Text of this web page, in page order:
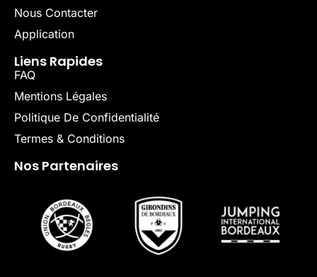
Nous Contacter
Application
Liens Rapides
FAQ
Mentions Légales
Politique De Confidentialité
Termes & Conditions
Nos Partenaires